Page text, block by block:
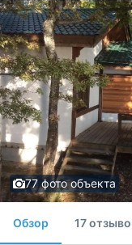
77 фото объекта
Обзор 17